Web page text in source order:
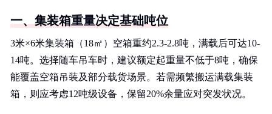
一、集装箱重量决定基础吨位
3米×6米集装箱（18㎡）空箱重约2.3-2.8吨，满载后可达10-
14吨。选择随车吊车时，建议额定起重量不低于8吨，确保
能覆盖空箱吊装及部分载货场景。若需频繁搬运满载集装
箱，则应考虑12吨级设备，保留20%余量应对突发状况。